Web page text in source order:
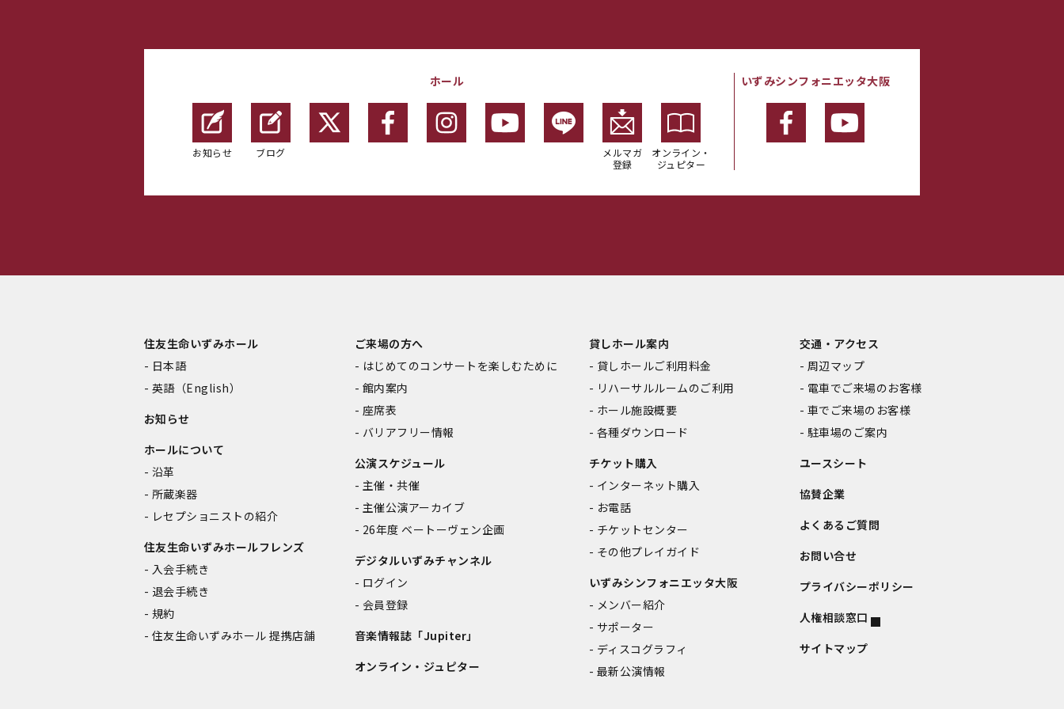
ホール
お知らせ ブログ
メルマガ
登録
オンライン・
ジュピター
いずみシンフォニエッタ大阪
住友生命いずみホール
日本語
英語（English）
お知らせ
ホールについて
沿革
所蔵楽器
レセプショニストの紹介
住友生命いずみホールフレンズ
入会手続き
退会手続き
規約
住友生命いずみホール 提携店舗
ご来場の方へ
はじめてのコンサートを楽しむために
館内案内
座席表
バリアフリー情報
公演スケジュール
主催・共催
主催公演アーカイブ
26年度 ベートーヴェン企画
デジタルいずみチャンネル
ログイン
会員登録
音楽情報誌「Jupiter」
オンライン・ジュピター
貸しホール案内
貸しホールご利用料金
リハーサルルームのご利用
ホール施設概要
各種ダウンロード
チケット購入
インターネット購入
お電話
チケットセンター
その他プレイガイド
いずみシンフォニエッタ大阪
メンバー紹介
サポーター
ディスコグラフィ
最新公演情報
交通・アクセス
周辺マップ
電車でご来場のお客様
車でご来場のお客様
駐車場のご案内
ユースシート
協賛企業
よくあるご質問
お問い合せ
プライバシーポリシー
人権相談窓口
サイトマップ